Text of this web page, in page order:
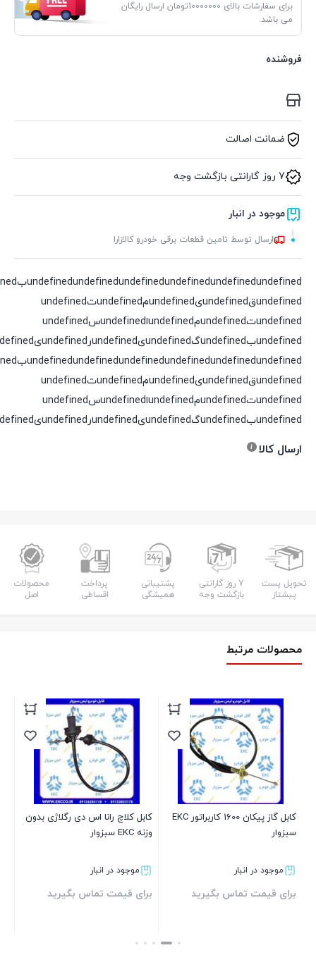
برای سفارشات بالای 10000000تومان ارسال رایگان
می باشد.
فروشنده
ضمانت اصالت
7 روز گارانتی بازگشت وجه
موجود در انبار
ارسال توسط تامین قطعات برقی خودرو کالازارا
undefinedundefinedundefinedundefinedundefined
undefinedقundefinedیundefinedمundefinedتundefined
undefinedتundefinedمundefinedاundefinedسundefined
undefinedبundefinedگundefinedیundefinedرundefinedیundefinedدundefined
undefinedundefinedundefinedundefinedundefined
undefinedقundefinedیundefinedمundefinedتundefined
undefinedتundefinedمundefinedاundefinedسundefined
undefinedبundefinedگundefinedیundefinedرundefinedیundefinedدundefined
ارسال کالا
تحویل پست
پیشتاز
7 روز گارانتی
بازگشت وجه
پشتیبانی
همیشگی
پرداخت
اقساطی
محصولات
اصل
محصولات مرتبط
کابل گاز پیکان 1600 کاربراتور EKC
سبزوار
موجود در انبار
برای قیمت تماس بگیرید
کابل کلاچ رانا اس دی رگلاژی بدون
وزنه EKC سبزوار
موجود در انبار
برای قیمت تماس بگیرید